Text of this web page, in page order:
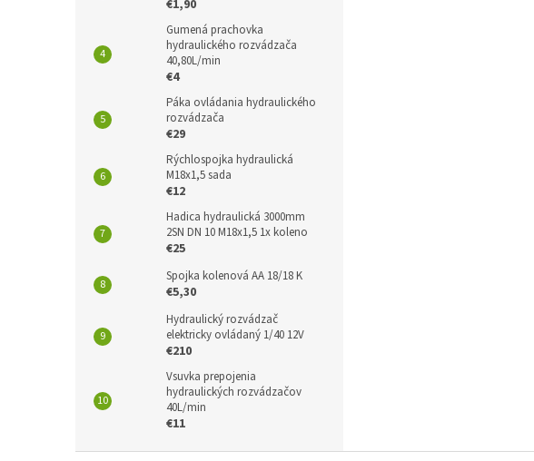
€1,90
Gumená prachovka
hydraulického rozvádzača
40,80L/min
€4
Páka ovládania hydraulického
rozvádzača
€29
Rýchlospojka hydraulická
M18x1,5 sada
€12
Hadica hydraulická 3000mm
2SN DN 10 M18x1,5 1x koleno
€25
Spojka kolenová AA 18/18 K
€5,30
Hydraulický rozvádzač
elektricky ovládaný 1/40 12V
€210
Vsuvka prepojenia
hydraulických rozvádzačov
40L/min
€11